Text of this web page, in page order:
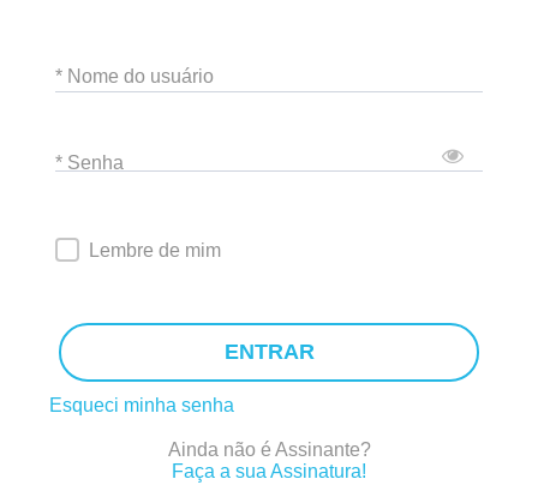
* Nome do usuário
* Senha
Lembre de mim
ENTRAR
Esqueci minha senha
Ainda não é Assinante?
Faça a sua Assinatura!